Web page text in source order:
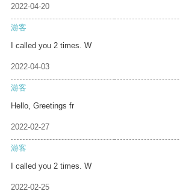
2022-04-20
游客
I called you 2 times. W
2022-04-03
游客
Hello, Greetings fr
2022-02-27
游客
I called you 2 times. W
2022-02-25